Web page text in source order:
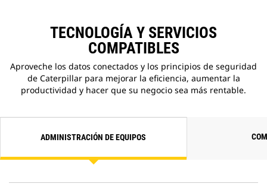
TECNOLOGÍA Y SERVICIOS
COMPATIBLES
Aproveche los datos conectados y los principios de seguridad
de Caterpillar para mejorar la eficiencia, aumentar la
productividad y hacer que su negocio sea más rentable.
ADMINISTRACIÓN DE EQUIPOS